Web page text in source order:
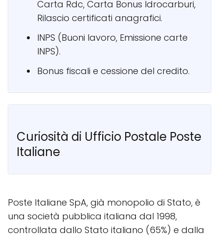
Carta Rdc, Carta Bonus Idrocarburi,
Rilascio certificati anagrafici.
INPS (Buoni lavoro, Emissione carte
INPS).
Bonus fiscali e cessione del credito.
Curiosità di Ufficio Postale Poste
Italiane
Poste Italiane SpA, già monopolio di Stato, è
una società pubblica italiana dal 1998,
controllata dallo Stato italiano (65%) e dalla